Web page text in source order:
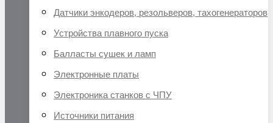
Датчики энкодеров, резольверов, тахогенераторов
Устройства плавного пуска
Балласты сушек и ламп
Электронные платы
Электроника станков с ЧПУ
Источники питания